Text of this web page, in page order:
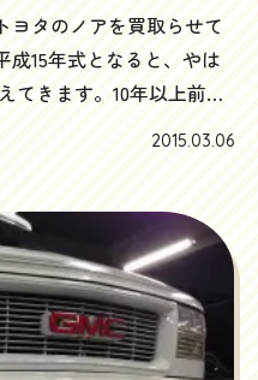
ヨタのノアを買取らせて
成15年式となると、やは
てきます。10年以上前の
、値段が付かないことを
域なら、どこへでも瞬時
万kmオーバー大歓迎！
出していると思います。
んですが…思えば10万km
な～カローラフィールダ
2015.03.06